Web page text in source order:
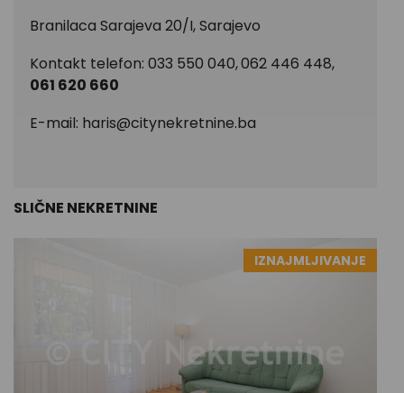
Branilaca Sarajeva 20/I, Sarajevo
Kontakt telefon: 033 550 040,062 446 448,
061 620 660
E-mail: haris@citynekretnine.ba
SLIČNE NEKRETNINE
IZNAJMLJIVANJE